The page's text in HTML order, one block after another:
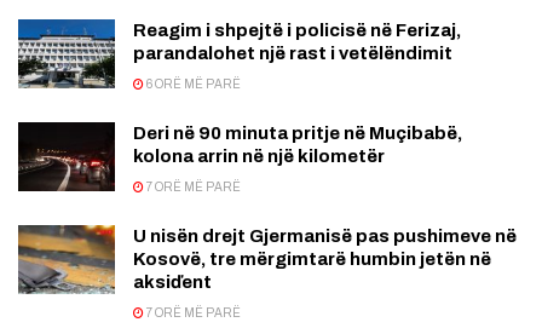
Reagim i shpejtë i policisë në Ferizaj,
parandalohet një rast i vetëlëndimit
6 ORË MË PARË
Deri në 90 minuta pritje në Muçibabë,
kolona arrin në një kilometër
7 ORË MË PARË
U nisën drejt Gjermanisë pas pushimeve në
Kosovë, tre mërgimtarë humbin jetën në
aksiďent
7 ORË MË PARË